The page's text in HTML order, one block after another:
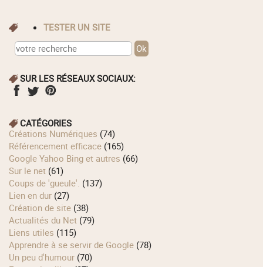
TESTER UN SITE
SUR LES RÉSEAUX SOCIAUX:
CATÉGORIES
Créations Numériques (74)
Référencement efficace (165)
Google Yahoo Bing et autres (66)
Sur le net (61)
Coups de 'gueule'. (137)
Lien en dur (27)
Création de site (38)
Actualités du Net (79)
Liens utiles (115)
Apprendre à se servir de Google (78)
Un peu d'humour (70)